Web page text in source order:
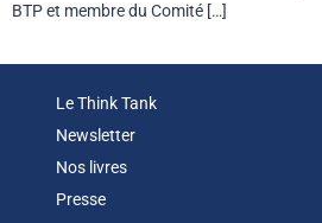
BTP et membre du Comité […]
Le Think Tank
Newsletter
Nos livres
Presse